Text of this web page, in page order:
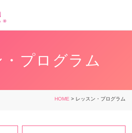
プログラム
HOME > レッスン・プログラム